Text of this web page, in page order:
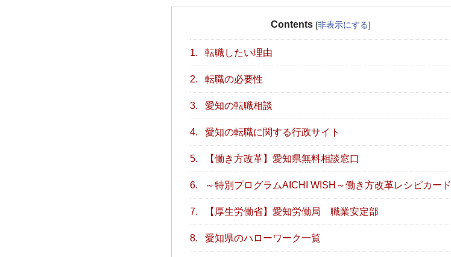
Contents [非表示にする]
1. 転職したい理由
2. 転職の必要性
3. 愛知の転職相談
4. 愛知の転職に関する行政サイト
5. 【働き方改革】愛知県無料相談窓口
6. ～特別プログラムAICHI WISH～働き方改革レシピカード
7. 【厚生労働省】愛知労働局 職業安定部
8. 愛知県のハローワーク一覧